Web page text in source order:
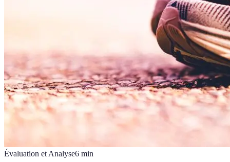
Évaluation et Analyse6 min